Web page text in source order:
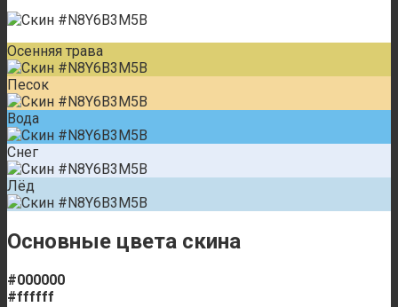
Осенняя трава
Песок
Вода
Снег
Лёд
Основные цвета скина
#000000
#ffffff